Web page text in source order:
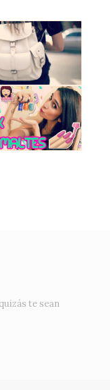
te sean